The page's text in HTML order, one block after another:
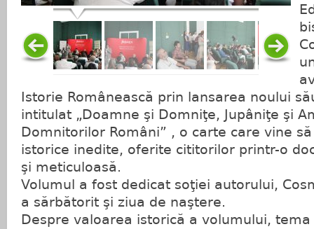
Istorie Românească prin lansarea noului
intitulat „Doamne şi Domniţe, Jupâniţe şi
Domnitorilor Români” , o carte care vine
istorice inedite, oferite cititorilor printr-o
şi meticuloasă.
Volumul a fost dedicat soţiei autorului,
a sărbătorit şi ziua de naştere.
Despre valoarea istorică a volumului,